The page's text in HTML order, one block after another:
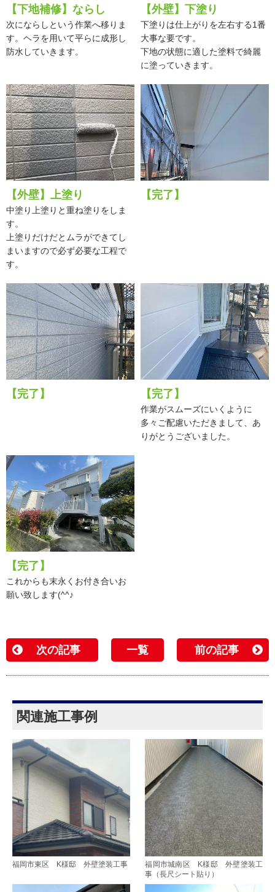
【下地補修】ならし
次にならしという作業へ移りま
す。ヘラを用いて平らに成形し
防水していきます。
【外壁】下塗り
下塗りは仕上がりを左右する1番
大事な要です。
下地の状態に適した塗料で綺麗
に塗っていきます。
【外壁】上塗り
中塗り上塗りと重ね塗りをしま
す。
上塗りだけだとムラができてし
まいますので必ず必要な工程で
す。
【完了】
【完了】 【完了】
作業がスムーズにいくように
多々ご配慮いただきまして、あ
りがとうございました。
【完了】
これからも末永くお付き合いお
願い致します(^^♪
次の記事 一覧 前の記事
関連施工事例
福岡市東区 K様邸 外壁塗装工事
福岡市城南区 K様邸 外壁塗装工
事（長尺シート貼り）